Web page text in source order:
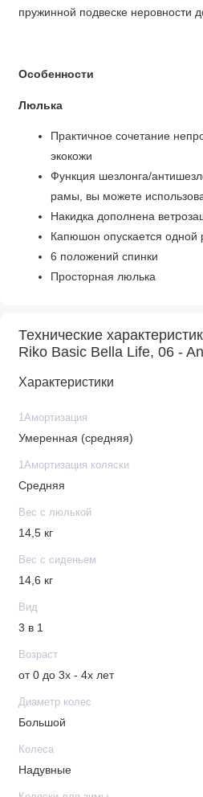
пружинной подвеске неровности
Особенности
Люлька
Практичное сочетание
экокожи
Функция шезлонга/
рамы, вы можете
Накидка дополнена
Капюшон опускается одной
6 положений спинки
Просторная люлька
Прогулочный блок
полностью непродуваемой
капюшона
Просторное спальное место
Устанавливается лицом к
Подъем/опускание спинки
ремешком
Теплая накидка на ножки
Съемный бампер - для
Дополнительная
Вентиляционное/смотровое
Компактно складывается
Технические
Riko Basic Bella Life, 06 -
Характеристики
1Амортизация
Умеренная (средняя)
1Амортизация коляски
Средняя
Вес с люлькой
14,5 кг
Вес с сиденьем
14,6 кг
Вид
3 в 1
Возраст
от 0 до 3х - 4х лет
Диаметр колес
Большой
Колеса
Надувные